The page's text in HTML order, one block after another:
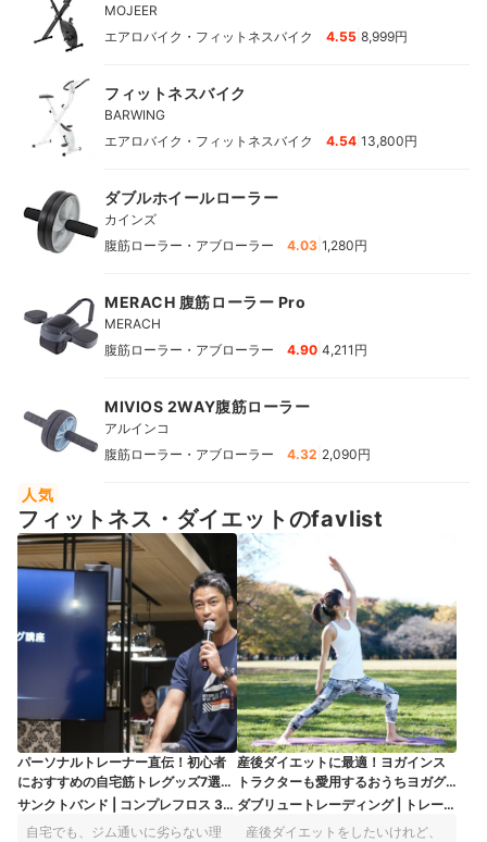
MOJEER
エアロバイク・フィットネスバイク
4.55 8,999円
フィットネスバイク
BARWING
エアロバイク・フィットネスバイク
4.54 13,800円
ダブルホイールローラー
カインズ
腹筋ローラー・アブローラー
4.03 1,280円
MERACH 腹筋ローラー Pro
MERACH
腹筋ローラー・アブローラー
4.90 4,211円
MIVIOS 2WAY腹筋ローラー
アルインコ
腹筋ローラー・アブローラー
4.32 2,090円
人気
フィットネス・ダイエットのfavlist
パーソナルトレーナー直伝！初心者
におすすめの自宅筋トレグッズ7選
【これがあればジム通い不要】
サンクトバンド | コンプレフロス 3イ
ンチ （エクストラヘビー）
自宅でも、ジム通いに劣らない理
産後ダイエットに最適！ヨガインス
トラクターも愛用するおうちヨガグ
ッズ7選
ダブリュートレーディング | トレーニ
ングチューブ ゴムバンド
産後ダイエットをしたいけれど、